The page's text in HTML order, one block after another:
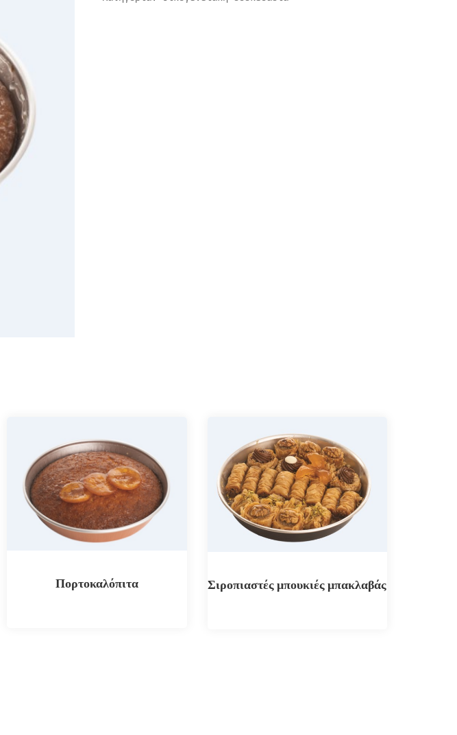
Πορτοκαλόπιτα Σιροπιαστές μπουκιές μπακλαβάς